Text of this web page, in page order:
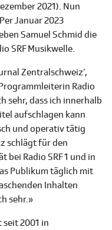
2021). Nun
Januar 2023
Samuel Schmid die
SRF Musikwelle.
Zentralschweiz’,
Radio
sehr, dass ich innerhalb
aufschlagen kann
und operativ tätig
schlägt für den
Radio SRF 1 und in
Publikum täglich mit
Inhalten
sehr.»
2001 in